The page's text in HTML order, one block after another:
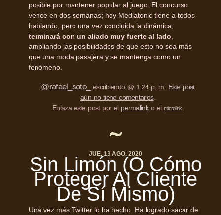
posible por mantener popular al juego. El concurso
vence en dos semanas; hoy Mediatonic tiene a todos
hablando, pero una vez concluida la dinámica,
terminará con un aliado muy fuerte al lado
ampliando las posibilidades de que esto no sea más
que una moda pasajera y se mantenga como un
fenómeno.
@rafael_soto_ escribiendo @ 1:24 p. m. Este post
aún no tiene comentarios.
Enlaza este post por el permalinko el microlink
JUE. 13 AGO. 2020
Sin Limón (O Cómo
Proteger Al Cliente
De Sí Mismo)
Una vez más Twitter lo ha hecho. Ha logrado sacar de